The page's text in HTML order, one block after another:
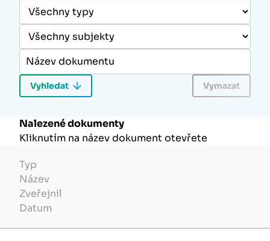
Nalezené dokumenty
Kliknutím na název dokument otevřete
Typ
Název
Zveřejnil
Datum